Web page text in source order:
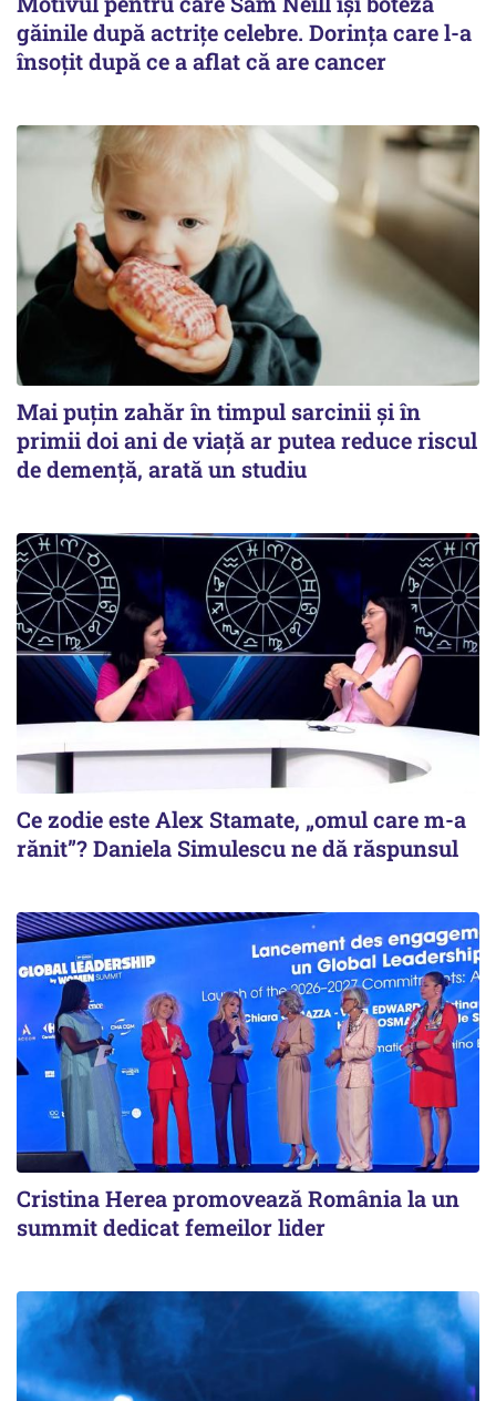
găinile după actrițe celebre. Dorința care l-a
însoțit după ce a aflat că are cancer
Mai puțin zahăr în timpul sarcinii și în
primii doi ani de viață ar putea reduce riscul
de demență, arată un studiu
Ce zodie este Alex Stamate, „omul care m-a
rănit”? Daniela Simulescu ne dă răspunsul
Cristina Herea promovează România la un
summit dedicat femeilor lider